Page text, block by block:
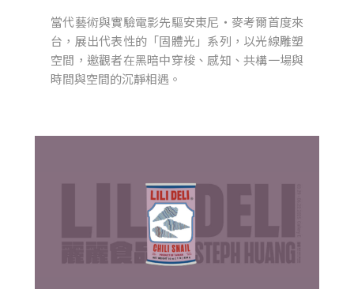
當代藝術與實驗電影先驅安東尼・麥考爾首度來
台，展出代表性的「固體光」系列，以光線雕塑
空間，邀觀者在黑暗中穿梭、感知、共構一場與
時間與空間的沉靜相遇。